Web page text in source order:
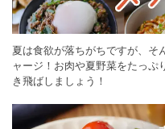
夏は食欲が落ちがちですが、そ
ャージ！お肉や夏野菜をたっ
き飛ばしましょう！